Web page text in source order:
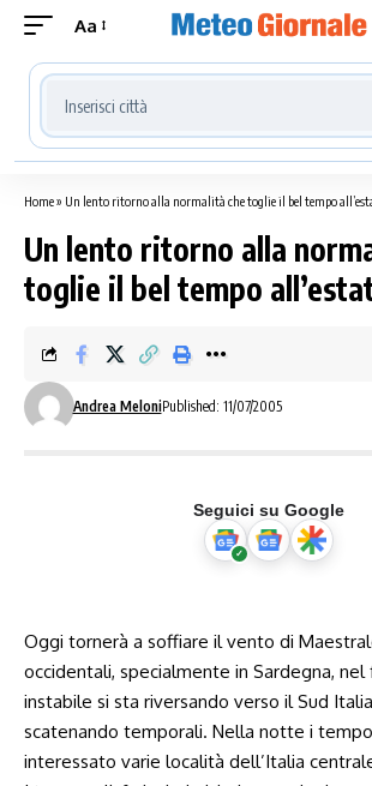
Aa
Cerca località meteo
Home» Un lento ritorno alla normalità che toglie il bel tempo
Un lento ritorno alla
toglie il bel tempo
Andrea MeloniPublished: 11/07/2005
Seguici su Google
Oggi tornerà a soffiare il vento di
occidentali, specialmente in Sardegna, nel
instabile si sta riversando verso il Sud
scatenando temporali. Nella notte i
interessato varie località dell’Italia